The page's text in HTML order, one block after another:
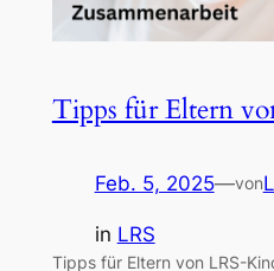
Tipps für Eltern
Feb. 5, 2025—von
in LRS
Tipps für Eltern von LRS-